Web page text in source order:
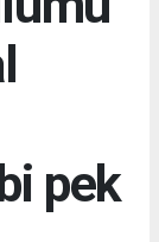
pek